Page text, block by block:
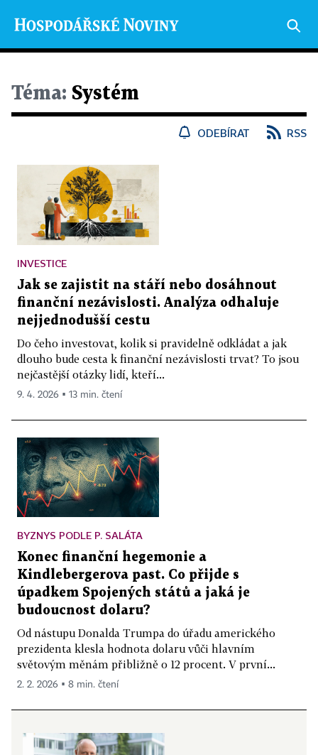
Téma: Systém
ODEBÍRAT RSS
INVESTICE
Jak se zajistit na stáří nebo dosáhnout
finanční nezávislosti. Analýza odhaluje
nejjednodušší cestu
Do čeho investovat, kolik si pravidelně odkládat a jak
dlouho bude cesta k finanční nezávislosti trvat? To jsou
nejčastější otázky lidí, kteří...
9. 4. 2026 ▪ 13 min. čtení
BYZNYS PODLE P. SALÁTA
Konec finanční hegemonie a
Kindlebergerova past. Co přijde s
úpadkem Spojených států a jaká je
budoucnost dolaru?
Od nástupu Donalda Trumpa do úřadu amerického
prezidenta klesla hodnota dolaru vůči hlavním
světovým měnám přibližně o 12 procent. V první...
2. 2. 2026 ▪ 8 min. čtení